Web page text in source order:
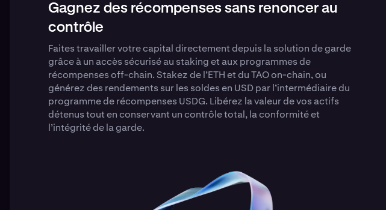
Gagnez des récompenses sans renoncer au
contrôle
Faites travailler votre capital directement depuis la solution de garde
grâce à un accès sécurisé au staking et aux programmes de
récompenses off-chain. Stakez de l’ETH et du TAO on-chain, ou
générez des rendements sur les soldes en USD par l’intermédiaire du
programme de récompenses USDG. Libérez la valeur de vos actifs
détenus tout en conservant un contrôle total, la conformité et
l’intégrité de la garde.